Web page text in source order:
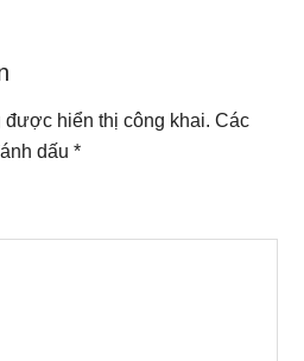
được hiển thị công khai. Các
dấu*